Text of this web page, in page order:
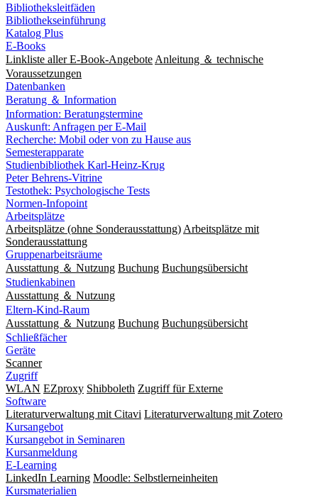
Bibliotheksleitfäden
Bibliothekseinführung
Katalog Plus
E-Books
Linkliste aller E-Book-Angebote Anleitung ＆ technische
Voraussetzungen
Datenbanken
Beratung ＆ Information
Information: Beratungstermine
Auskunft: Anfragen per E-Mail
Recherche: Mobil oder von zu Hause aus
Semesterapparate
Studienbibliothek Karl-Heinz-Krug
Peter Behrens-Vitrine
Testothek: Psychologische Tests
Normen-Infopoint
Arbeitsplätze
Arbeitsplätze (ohne Sonderausstattung) Arbeitsplätze mit
Sonderausstattung
Gruppenarbeitsräume
Ausstattung ＆ Nutzung Buchung Buchungsübersicht
Studienkabinen
Ausstattung ＆ Nutzung
Eltern-Kind-Raum
Ausstattung ＆ Nutzung Buchung Buchungsübersicht
Schließfächer
Geräte
Scanner
Zugriff
WLAN EZproxy Shibboleth Zugriff für Externe
Software
Literaturverwaltung mit Citavi Literaturverwaltung mit Zotero
Kursangebot
Kursangebot in Seminaren
Kursanmeldung
E-Learning
LinkedIn Learning Moodle: Selbstlerneinheiten
Kursmaterialien